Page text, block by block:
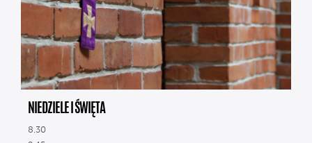
NIEDZIELE I ŚWIĘTA
8.30